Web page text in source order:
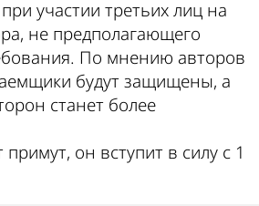
участии третьих лиц на
не предполагающего
По мнению авторов
будут защищены, а
станет более
он вступит в силу с 1